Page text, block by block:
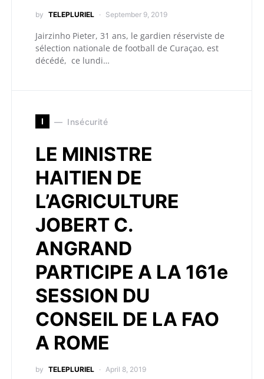
by TELEPLURIEL September 9, 2019
Jairzinho Pieter, 31 ans, le gardien réserviste de
sélection nationale de football de Curaçao, est
décédé, ce lundi…
I Insécurité
LE MINISTRE
HAITIEN DE
L’AGRICULTURE
JOBERT C.
ANGRAND
PARTICIPE A LA 161e
SESSION DU
CONSEIL DE LA FAO
A ROME
by TELEPLURIEL April 8, 2019